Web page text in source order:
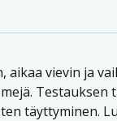
aikaa vievin ja
Testauksen
täyttyminen.